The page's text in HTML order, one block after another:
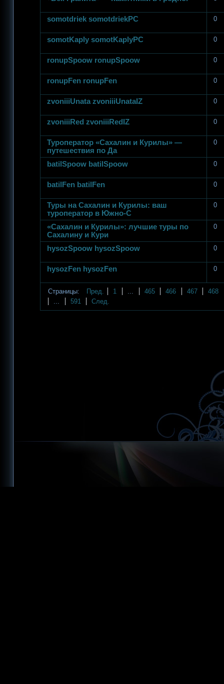
somotdriek somotdriekPC 0
somotKaply somotKaplyPC 0
ronupSpoow ronupSpoow 0
ronupFen ronupFen 0
zvoniiiUnata zvoniiiUnataIZ 0
zvoniiiRed zvoniiiRedIZ 0
Туроператор «Сахалин и Курилы» —
путешествия по Да
0
batilSpoow batilSpoow 0
batilFen batilFen 0
Туры на Сахалин и Курилы: ваш
туроператор в Южно‑С
0
«Сахалин и Курилы»: лучшие туры по
Сахалину и Кури
0
hysozSpoow hysozSpoow 0
hysozFen hysozFen 0
Страницы: Пред. 1 ... 465 466 467
468
...
591 След.